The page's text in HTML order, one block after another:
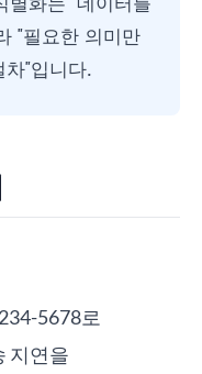
"필요한 의미만
"입니다.
5678로
지연을